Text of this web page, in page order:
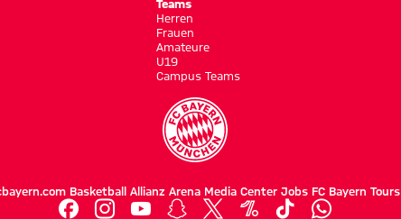
Teams
Herren
Frauen
Amateure
U19
Campus Teams
Basketball Allianz Arena Media Center Jobs FC Bayern Tours